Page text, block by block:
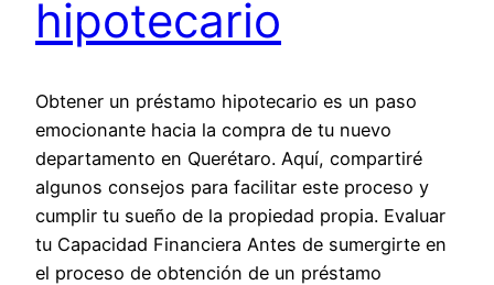
hipotecario
Obtener un préstamo hipotecario es un paso
emocionante hacia la compra de tu nuevo
departamento en Querétaro. Aquí, compartiré
algunos consejos para facilitar este proceso y
cumplir tu sueño de la propiedad propia. Evaluar
tu Capacidad Financiera Antes de sumergirte en
el proceso de obtención de un préstamo